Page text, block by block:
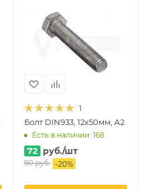
1
Болт DIN933, 12х50мм, А2
Есть в наличии: 168
72 руб./шт
90руб. -20%